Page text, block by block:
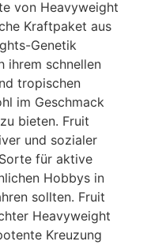
von Heavyweight
Kraftpaket aus
Genetik
ihrem schnellen
tropischen
im Geschmack
bieten. Fruit
und sozialer
für aktive
Hobbys in
sollten. Fruit
Heavyweight
Kreuzung